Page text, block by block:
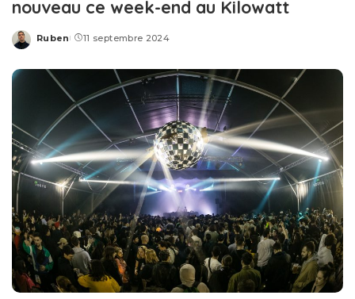
nouveau ce week-end au Kilowatt
Posted
Ruben 11 septembre 2024